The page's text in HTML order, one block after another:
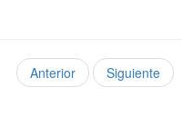
Anterior Siguiente